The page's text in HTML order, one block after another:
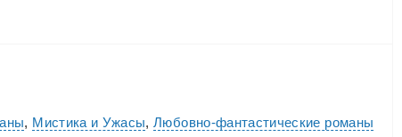
, Мистика и Ужасы,Любовно-фантастические романы